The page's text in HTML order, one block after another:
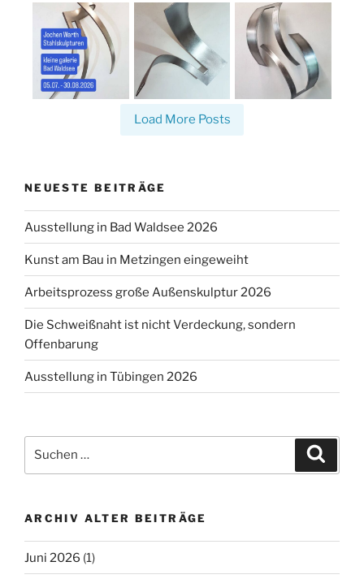
Load More Posts
NEUESTE BEITRÄGE
Ausstellung in Bad Waldsee 2026
Kunst am Bau in Metzingen eingeweiht
Arbeitsprozess große Außenskulptur 2026
Die Schweißnaht ist nicht Verdeckung, sondern
Offenbarung
Ausstellung in Tübingen 2026
nach:
ARCHIV ALTER BEITRÄGE
Juni 2026 (1)